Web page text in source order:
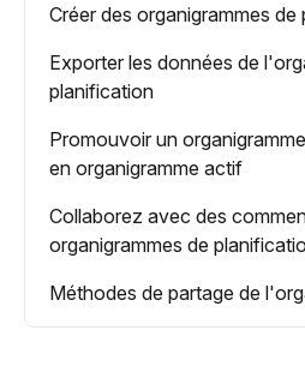
Créer des organigrammes
Exporter les données de
planification
Promouvoir un
en organigramme actif
Collaborez avec des
organigrammes de
Méthodes de partage de